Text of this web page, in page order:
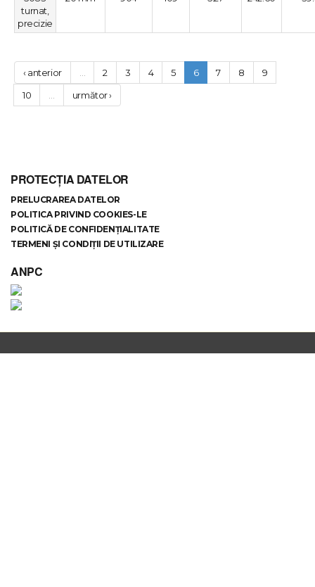
turnat,
precizie
‹ anterior 2 3 4 5 6 7 8
9
10
următor ›
PROTECȚIA DATELOR
PRELUCRAREA DATELOR
POLITICA PRIVIND COOKIES-LE
POLITICĂ DE CONFIDENȚIALITATE
TERMENI ȘI CONDIȚII DE UTILIZARE
ANPC